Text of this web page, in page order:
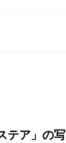
テア」の写